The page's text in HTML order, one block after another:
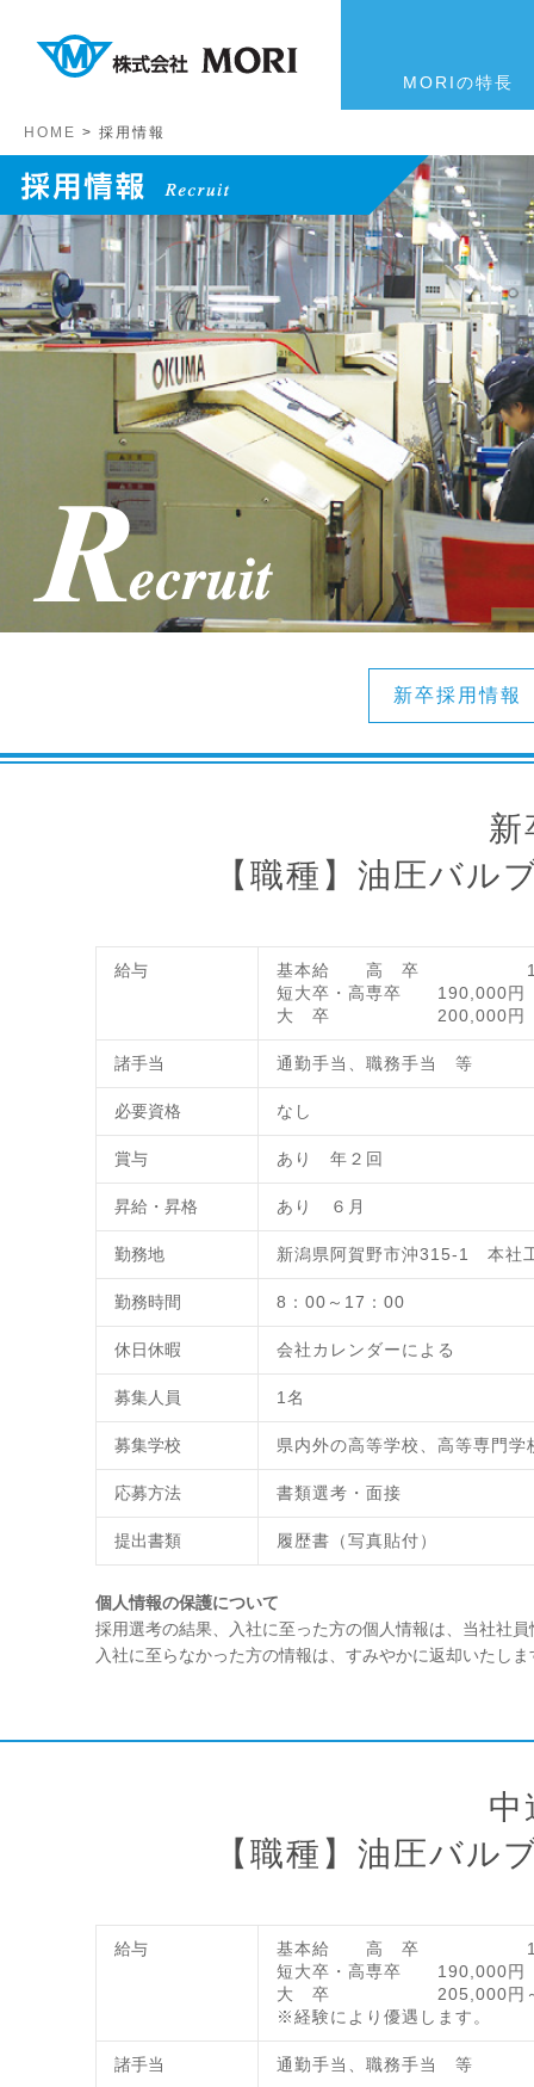
MORIの特長
HOME > 採用情報
新卒採用情報
新
【職種】油圧バル
給与
基本給 高 卒
短大卒・高専卒 190,000円
大 卒 200,000円
諸手当 通勤手当、職務手当 等
必要資格 なし
賞与 あり 年２回
昇給・昇格 あり ６月
勤務地 新潟県阿賀野市沖315-1 本社
勤務時間 8：00～17：00
休日休暇 会社カレンダーによる
募集人員 1名
募集学校 県内外の高等学校、高等専門学
応募方法 書類選考・面接
提出書類 履歴書（写真貼付）
個人情報の保護について
採用選考の結果、入社に至った方の個人情報は、当社社
入社に至らなかった方の情報は、すみやかに返却いたしま
中
【職種】油圧バル
給与
基本給 高 卒
短大卒・高専卒 190,000円
大 卒 205,000円
※経験により優遇します。
諸手当 通勤手当、職務手当 等